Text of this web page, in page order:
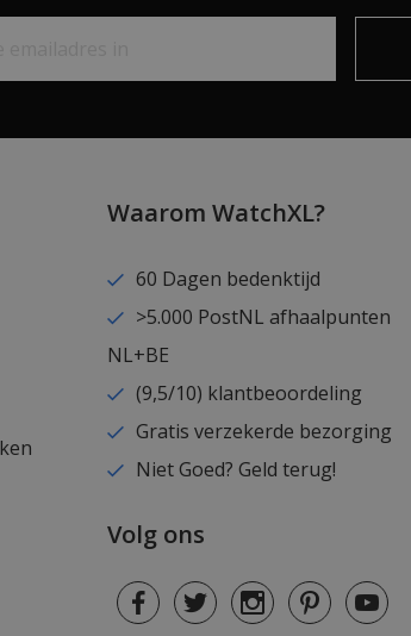
Waarom WatchXL?
60 Dagen bedenktijd
>5.000 PostNL afhaalpunten
NL+BE
(9,5/10) klantbeoordeling
Gratis verzekerde bezorging
Niet Goed? Geld terug!
Volg ons